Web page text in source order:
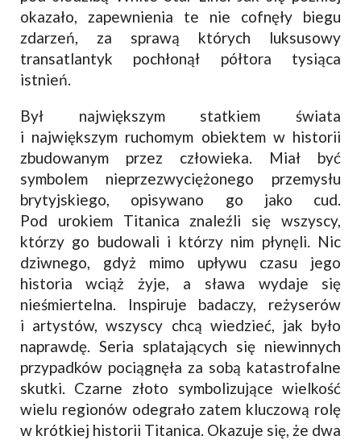
okazało, zapewnienia te nie cofnęły biegu
zdarzeń, za sprawą których luksusowy
transatlantyk pochłonął półtora tysiąca
istnień.
Był największym statkiem świata
i największym ruchomym obiektem w historii
zbudowanym przez człowieka. Miał być
symbolem nieprzezwyciężonego przemysłu
brytyjskiego, opisywano go jako cud.
Pod urokiem Titanica znaleźli się wszyscy,
którzy go budowali i którzy nim płynęli. Nic
dziwnego, gdyż mimo upływu czasu jego
historia wciąż żyje, a sława wydaje się
nieśmiertelna. Inspiruje badaczy, reżyserów
i artystów, wszyscy chcą wiedzieć, jak było
naprawdę. Seria splatających się niewinnych
przypadków pociągnęła za sobą katastrofalne
skutki. Czarne złoto symbolizujące wielkość
wielu regionów odegrało zatem kluczową rolę
w krótkiej historii Titanica. Okazuje się, że dwa